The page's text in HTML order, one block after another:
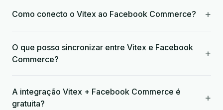
Como conecto o Vitex ao Facebook Commerce? +
O que posso sincronizar entre Vitex e Facebook
Commerce?
+
A integração Vitex + Facebook Commerce é
gratuita?
+